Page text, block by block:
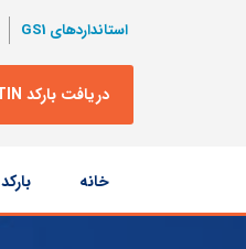
استانداردهای GS1
دریافت بارکد GLN , GTIN
محتوا
خانه بارکد